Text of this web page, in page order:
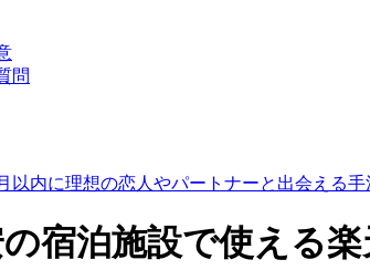
問
以内に理想の恋人やパートナーと出会える
宿泊施設で使える